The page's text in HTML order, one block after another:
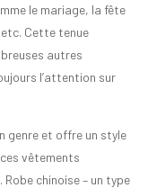
le mariage, la fête
etc. Cette tenue
autres
l’attention sur
genre et offre un style
vêtements
chinoise – un type